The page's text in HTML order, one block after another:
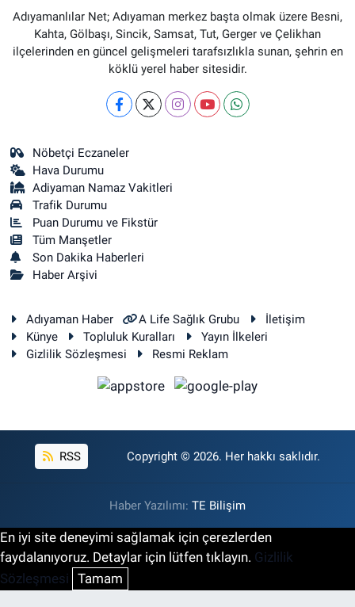
Adıyamanlılar Net; Adıyaman merkez başta olmak üzere Besni,
Kahta, Gölbaşı, Sincik, Samsat, Tut, Gerger ve Çelikhan
ilçelerinden en güncel gelişmeleri tarafsızlıkla sunan, şehrin en
köklü yerel haber sitesidir.
Nöbetçi Eczaneler
Hava Durumu
Adiyaman Namaz Vakitleri
Trafik Durumu
Puan Durumu ve Fikstür
Tüm Manşetler
Son Dakika Haberleri
Haber Arşivi
Adıyaman Haber A Life Sağlık Grubu
İletişim
Künye
Topluluk Kuralları
Yayın İlkeleri
Gizlilik Sözleşmesi
Resmi Reklam
RSS Copyright © 2026. Her hakkı saklıdır.
Haber Yazılımı: TE Bilişim
En iyi site deneyimi sağlamak için çerezlerden
faydalanıyoruz. Detaylar için lütfen tıklayın. Gizlilik
Sözleşmesi Tamam